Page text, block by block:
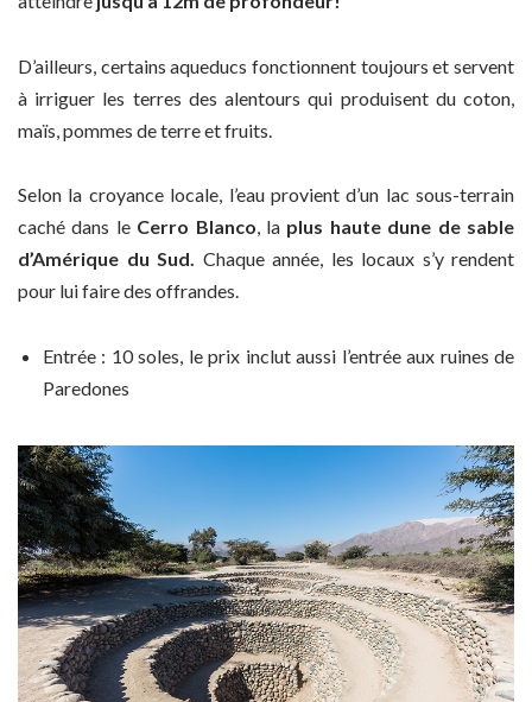
D’ailleurs, certains aqueducs fonctionnent toujours et servent
à irriguer les terres des alentours qui produisent du coton,
maïs, pommes de terre et fruits.
Selon la croyance locale, l’eau provient d’un lac sous-terrain
caché dans le Cerro Blanco, la plus haute dune de sable
d’Amérique du Sud. Chaque année, les locaux s’y rendent
pour lui faire des offrandes.
Entrée : 10 soles, le prix inclut aussi l’entrée aux ruines de
Paredones